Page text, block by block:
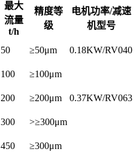
最大
流量
t/h
精度等
级
电机功率/减速
机型号
50 ≥50μm
0.18KW/RV040
100 ≥100μm
0.37KW/RV063
200
≥200μm
300
>≥300μm
450 ≥300μm